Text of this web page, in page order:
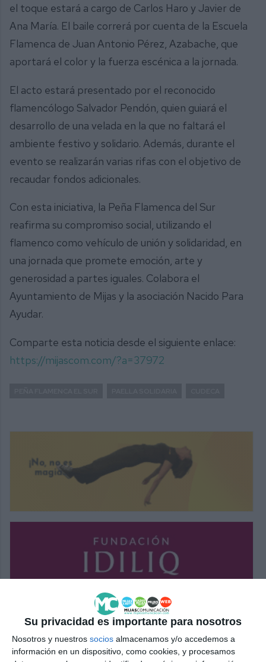
Su privacidad es importante para nosotros
Nosotros y nuestros socios almacenamos y/o accedemos a
información en un dispositivo, como cookies, y procesamos
el toque estará a cargo de Carlos Haro y Javier de
Ana María. El baile correrá por cuenta de la Escuela
Flamenca de Juan Antonio Pérez, Azabache, que
aportará el color y la fuerza escénica a la jornada.
El acto estará presentado por el reconocido
flamencólogo Salvador Pendón, quien guiará el
desarrollo de una velada en la que no faltará el
ambiente festivo y solidario. Además, durante el
evento se realizarán varias rifas con el objetivo de
recaudar fondos adicionales.
Con esta iniciativa, la Peña Flamenca del Sur
reafirma su compromiso social, utilizando el
flamenco como vehículo de unión y solidaridad, en
una jornada que promete emoción, arte y
generosidad a partes iguales. Colabora el
Ayuntamiento de Mijas y la asociación Nacido Para
Ayudar.
Comparte esta noticia desde el siguiente enlace:
https://mijascom.com/?a=37972